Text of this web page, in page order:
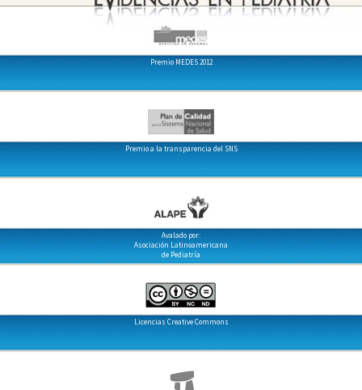
Premio MEDES 2012
Premio a la transparencia del SNS
Avalado por:
Asociación Latinoamericana
de Pediatría
Licencias Creative Commons